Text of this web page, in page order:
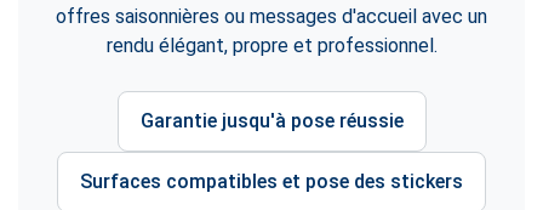
offres saisonnières ou messages d'accueil avec un
rendu élégant, propre et professionnel.
Garantie jusqu'à pose réussie
Surfaces compatibles et pose des stickers